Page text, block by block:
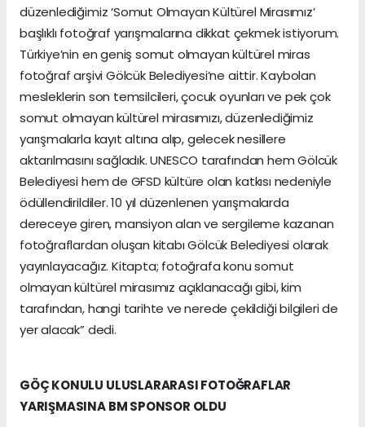
düzenlediğimiz ‘Somut Olmayan Kültürel Mirasımız’
başlıklı fotoğraf yarışmalarına dikkat çekmek istiyorum.
Türkiye’nin en geniş somut olmayan kültürel miras
fotoğraf arşivi Gölcük Belediyesi’ne aittir. Kaybolan
mesleklerin son temsilcileri, çocuk oyunları ve pek çok
somut olmayan kültürel mirasımızı, düzenlediğimiz
yarışmalarla kayıt altına alıp, gelecek nesillere
aktarılmasını sağladık. UNESCO tarafından hem Gölcük
Belediyesi hem de GFSD kültüre olan katkısı nedeniyle
ödüllendirildiler. 10 yıl düzenlenen yarışmalarda
dereceye giren, mansiyon alan ve sergileme kazanan
fotoğraflardan oluşan kitabı Gölcük Belediyesi olarak
yayınlayacağız. Kitapta; fotoğrafa konu somut
olmayan kültürel mirasımız açıklanacağı gibi, kim
tarafından, hangi tarihte ve nerede çekildiği bilgileri de
yer alacak” dedi.
GÖÇ KONULU ULUSLARARASI FOTOĞRAFLAR
YARIŞMASINA BM SPONSOR OLDU